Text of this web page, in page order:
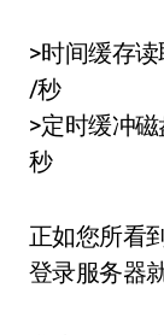
>时间缓存读
/秒
>定时缓冲磁
秒
正如您所看
登录服务器